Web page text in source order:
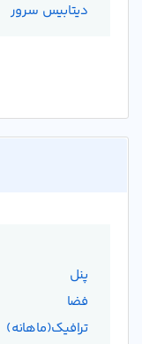
دیتابیس سرور
پنل
فضا
ترافیک(ماهانه)